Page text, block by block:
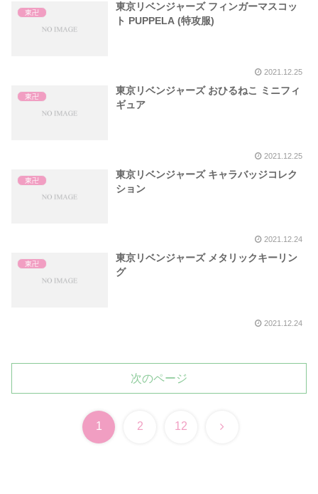
東卍
東京リベンジャーズ フィンガーマスコッ
ト PUPPELA (特攻服)
2021.12.25
東卍
東京リベンジャーズ おひるねこ ミニフィ
ギュア
2021.12.25
東卍
東京リベンジャーズ キャラバッジコレク
ション
2021.12.24
東卍
東京リベンジャーズ メタリックキーリン
グ
2021.12.24
次のページ
1 2 12 次